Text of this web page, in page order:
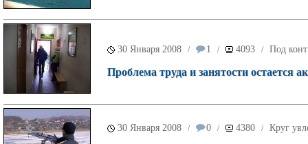
30 Января 2008 / 1 / 4093 / Под
Проблема труда и занятости остается
30 Января 2008 / 0 / 4380 / Круг